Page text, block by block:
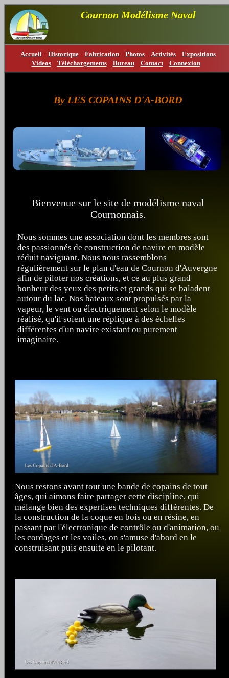
Cournon Modélisme Naval
Accueil Historique Fabrication Photos Activités
Expositions
Videos
Téléchargements Bureau Contact Connexion
By LES COPAINS D'A-BORD
Bienvenue sur le site de modélisme naval
Cournonnais.
Nous sommes une association dont les membres sont
des passionnés de construction de navire en modèle
réduit naviguant. Nous nous rassemblons
régulièrement sur le plan d'eau de Cournon d'Auvergne
afin de piloter nos créations, et ce au plus grand
bonheur des yeux des petits et grands qui se baladent
autour du lac. Nos bateaux sont propulsés par la
vapeur, le vent ou électriquement selon le modèle
réalisé, qu'il soient une réplique à des échelles
différentes d'un navire existant ou purement
imaginaire.
Nous restons avant tout une bande de copains de tout
âges, qui aimons faire partager cette discipline, qui
mélange bien des expertises techniques différentes. De
la construction de la coque en bois ou en résine, en
passant par l'électronique de contrôle ou d'animation, ou
les cordages et les voiles, on s'amuse d'abord en le
construisant puis ensuite en le pilotant.